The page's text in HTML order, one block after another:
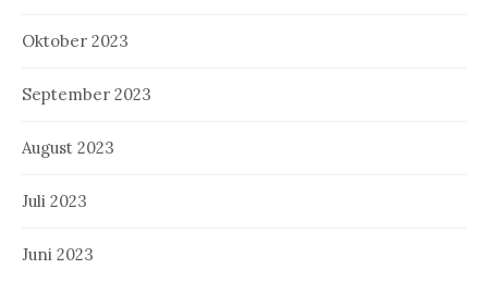
Oktober 2023
September 2023
August 2023
Juli 2023
Juni 2023